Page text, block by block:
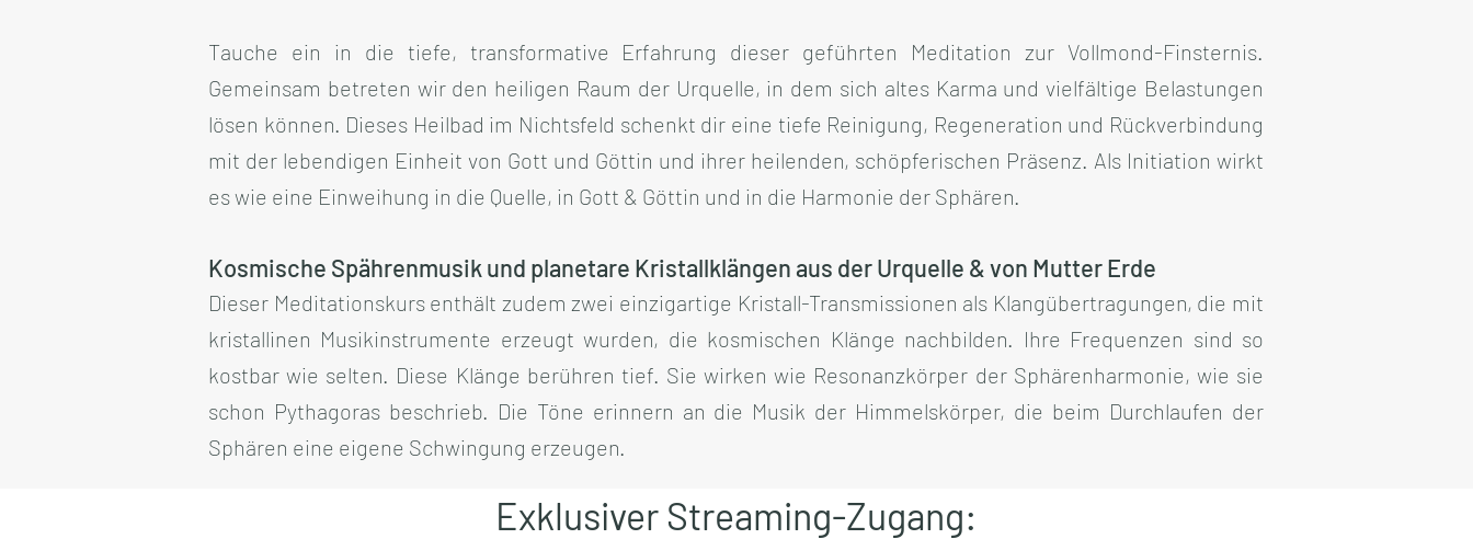
Tauche ein in die tiefe, transformative Erfahrung dieser geführten Meditation zur Vollmond-Finsternis.
Gemeinsam betreten wir den heiligen Raum der Urquelle, in dem sich altes Karma und vielfältige Belastungen
lösen können. Dieses Heilbad im Nichtsfeld schenkt dir eine tiefe Reinigung, Regeneration und Rückverbindung
mit der lebendigen Einheit von Gott und Göttin und ihrer heilenden, schöpferischen Präsenz. Als Initiation wirkt
es wie eine Einweihung in die Quelle, in Gott & Göttin und in die Harmonie der Sphären.
Kosmische Spährenmusik und planetare Kristallklängen aus der Urquelle & von Mutter Erde
Dieser Meditationskurs enthält zudem zwei einzigartige Kristall-Transmissionen als Klangübertragungen, die mit
kristallinen Musikinstrumente erzeugt wurden, die kosmischen Klänge nachbilden. Ihre Frequenzen sind so
kostbar wie selten. Diese Klänge berühren tief. Sie wirken wie Resonanzkörper der Sphärenharmonie, wie sie
schon Pythagoras beschrieb. Die Töne erinnern an die Musik der Himmelskörper, die beim Durchlaufen der
Sphären eine eigene Schwingung erzeugen.
Exklusiver Streaming-Zugang: